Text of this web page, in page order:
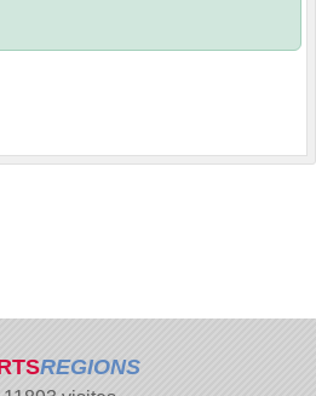
REGIONS